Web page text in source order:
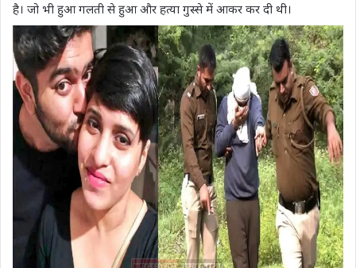
है। जो भी हुआ गलती से हुआ और हत्या गुस्से में आकर कर दी थी।